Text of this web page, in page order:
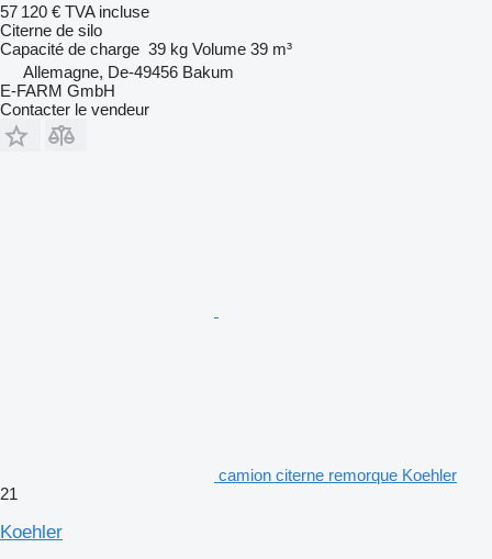
57 120 € TVA incluse
Citerne de silo
Capacité de charge 39 kg Volume 39 m³
Allemagne, De-49456 Bakum
E-FARM GmbH
Contacter le vendeur
camion citerne remorque Koehler
21
Koehler